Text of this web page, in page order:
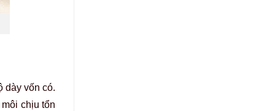
dày vốn có.
chịu tổn